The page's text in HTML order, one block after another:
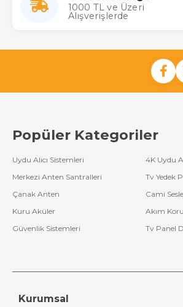
1000 TL ve Üzeri
Alışverişlerde
Popüler Kategoriler
Uydu Alıcı Sistemleri 4K Uydu
Merkezi Anten Santralleri
Tv Yedek
Çanak Anten
Cami
Kuru Aküler
Akım
Güvenlik Sistemleri
Tv Panel
Kurumsal